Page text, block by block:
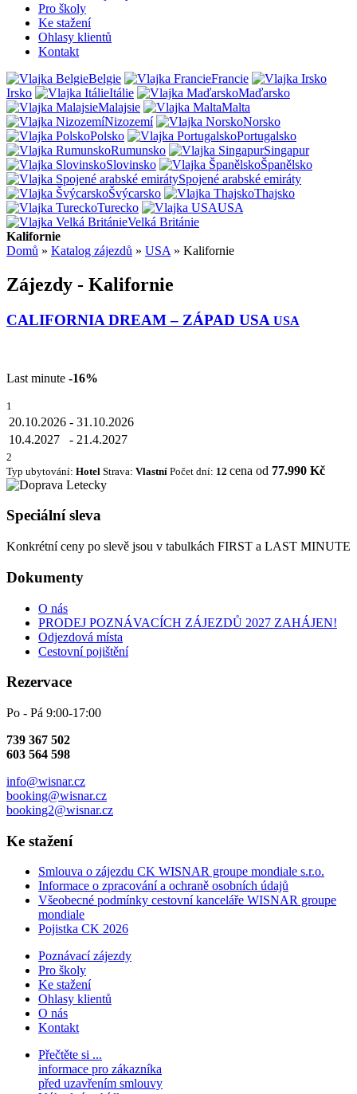
Pro školy
Ke stažení
Ohlasy klientů
Kontakt
Belgie
Francie
Irsko
Itálie
Maďarsko
Malajsie
Malta
Nizozemí
Norsko
Polsko
Portugalsko
Rumunsko
Singapur
Slovinsko
Španělsko
Spojené arabské emiráty
Švýcarsko
Thajsko
Turecko
USA
Velká Británie
Kalifornie
Domů » Katalog zájezdů » USA » Kalifornie
Zájezdy - Kalifornie
CALIFORNIA DREAM – ZÁPAD USA USA
Last minute -16%
1
20.10.2026 - 31.10.2026
10.4.2027
- 21.4.2027
2
Typ ubytování: Hotel Strava: Vlastní Počet dní: 12 cena od 77.990 Kč
Speciální sleva
Konkrétní ceny po slevě jsou v tabulkách FIRST a LAST MINUTE
Dokumenty
O nás
PRODEJ POZNÁVACÍCH ZÁJEZDŮ 2027 ZAHÁJEN!
Odjezdová místa
Cestovní pojištění
Rezervace
Po - Pá 9:00-17:00
739 367 502
603 564 598
info@wisnar.cz
booking@wisnar.cz
booking2@wisnar.cz
Ke stažení
Smlouva o zájezdu CK WISNAR groupe mondiale s.r.o.
Informace o zpracování a ochraně osobních údajů
Všeobecné podmínky cestovní kanceláře WISNAR groupe
mondiale
Pojistka CK 2026
Poznávací zájezdy
Pro školy
Ke stažení
Ohlasy klientů
O nás
Kontakt
Přečtěte si ...
informace pro zákazníka
před uzavřením smlouvy